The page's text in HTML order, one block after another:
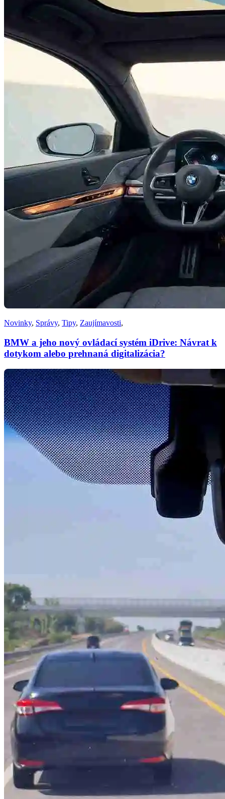
Novinky, Správy, Tipy, Zaujímavosti,
BMW a jeho nový ovládací systém iDrive: Návrat k
dotykom alebo prehnaná digitalizácia?